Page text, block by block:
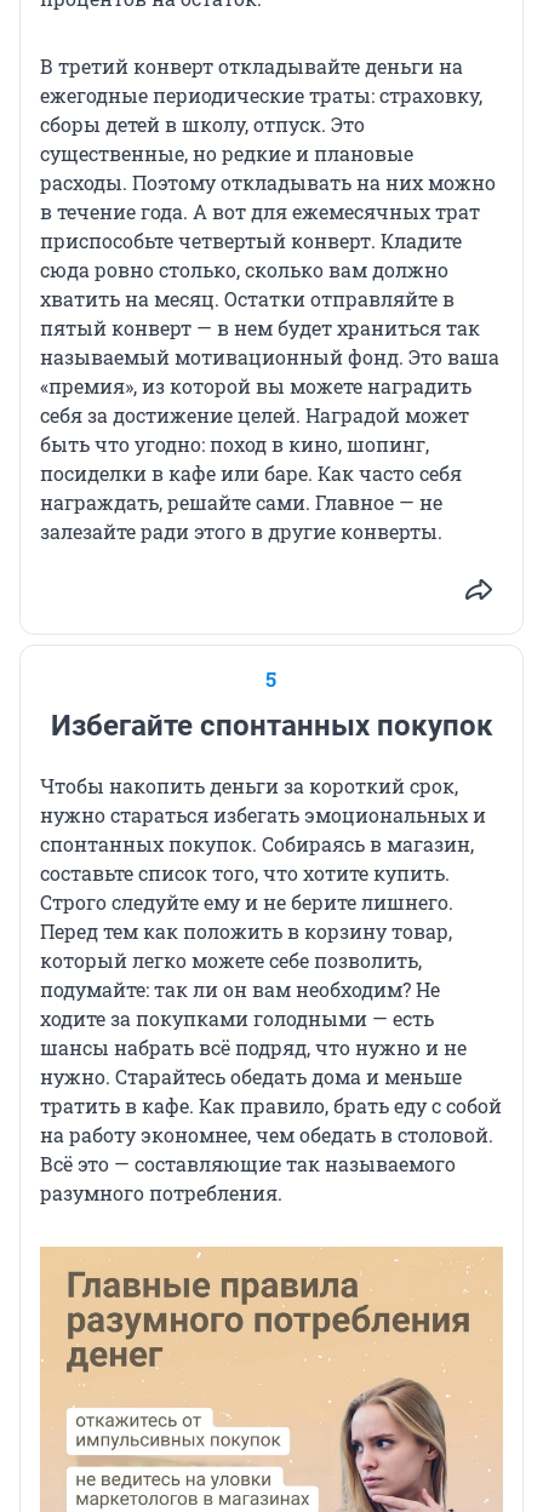
В третий конверт откладывайте деньги на
ежегодные периодические траты: страховку,
сборы детей в школу, отпуск. Это
существенные, но редкие и плановые
расходы. Поэтому откладывать на них можно
в течение года. А вот для ежемесячных трат
приспособьте четвертый конверт. Кладите
сюда ровно столько, сколько вам должно
хватить на месяц. Остатки отправляйте в
пятый конверт — в нем будет храниться так
называемый мотивационный фонд. Это ваша
«премия», из которой вы можете наградить
себя за достижение целей. Наградой может
быть что угодно: поход в кино, шопинг,
посиделки в кафе или баре. Как часто себя
награждать, решайте сами. Главное — не
залезайте ради этого в другие конверты.
5
Избегайте спонтанных покупок
Чтобы накопить деньги за короткий срок,
нужно стараться избегать эмоциональных и
спонтанных покупок. Собираясь в магазин,
составьте список того, что хотите купить.
Строго следуйте ему и не берите лишнего.
Перед тем как положить в корзину товар,
который легко можете себе позволить,
подумайте: так ли он вам необходим? Не
ходите за покупками голодными — есть
шансы набрать всё подряд, что нужно и не
нужно. Старайтесь обедать дома и меньше
тратить в кафе. Как правило, брать еду с собой
на работу экономнее, чем обедать в столовой.
Всё это — составляющие так называемого
разумного потребления.